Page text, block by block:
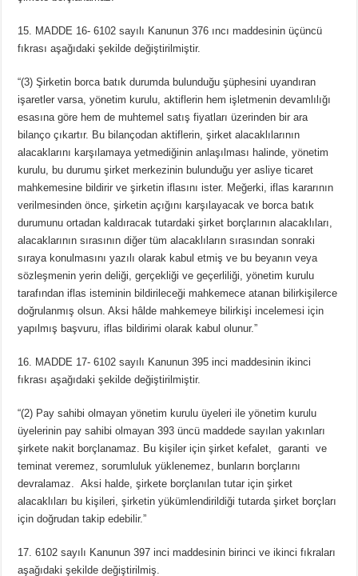
15. MADDE 16- 6102 sayılı Kanunun 376 ıncı maddesinin üçüncü
fıkrası aşağıdaki şekilde değiştirilmiştir.
“(3) Şirketin borca batık durumda bulunduğu şüphesini uyandıran
işaretler varsa, yönetim kurulu, aktiflerin hem işletmenin devamlılığı
esasına göre hem de muhtemel satış fiyatları üzerinden bir ara
bilanço çıkartır. Bu bilançodan aktiflerin, şirket alacaklılarının
alacaklarını karşılamaya yetmediğinin anlaşılması halinde, yönetim
kurulu, bu durumu şirket merkezinin bulunduğu yer asliye ticaret
mahkemesine bildirir ve şirketin iflasını ister. Meğerki, iflas kararının
verilmesinden önce, şirketin açığını karşılayacak ve borca batık
durumunu ortadan kaldıracak tutardaki şirket borçlarının alacaklıları,
alacaklarının sırasının diğer tüm alacaklıların sırasından sonraki
sıraya konulmasını yazılı olarak kabul etmiş ve bu beyanın veya
sözleşmenin yerin deliği, gerçekliği ve geçerliliği, yönetim kurulu
tarafından iflas isteminin bildirileceği mahkemece atanan bilirkişilerce
doğrulanmış olsun. Aksi hâlde mahkemeye bilirkişi incelemesi için
yapılmış başvuru, iflas bildirimi olarak kabul olunur.”
16. MADDE 17- 6102 sayılı Kanunun 395 inci maddesinin ikinci
fıkrası aşağıdaki şekilde değiştirilmiştir.
“(2) Pay sahibi olmayan yönetim kurulu üyeleri ile yönetim kurulu
üyelerinin pay sahibi olmayan 393 üncü maddede sayılan yakınları
şirkete nakit borçlanamaz. Bu kişiler için şirket kefalet, garanti ve
teminat veremez, sorumluluk yüklenemez, bunların borçlarını
devralamaz. Aksi halde, şirkete borçlanılan tutar için şirket
alacaklıları bu kişileri, şirketin yükümlendirildiği tutarda şirket borçları
için doğrudan takip edebilir.”
17. 6102 sayılı Kanunun 397 inci maddesinin birinci ve ikinci fıkraları
aşağıdaki şekilde değiştirilmiş.